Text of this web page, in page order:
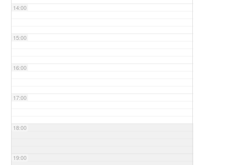
14:00
15:00
16:00
17:00
18:00
19:00